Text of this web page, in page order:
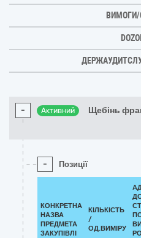
ВИМОГИ/
- Активний Щебінь
- Позиції
КОНКРЕТНА
НАЗВА
ПРЕДМЕТА
ЗАКУПІВЛІ
КІЛЬКІСТЬ
/
ОД.ВИМІРУ